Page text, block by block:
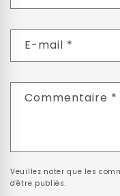
E-mail *
Commentaire *
Veuillez noter que les
d'être publiés.